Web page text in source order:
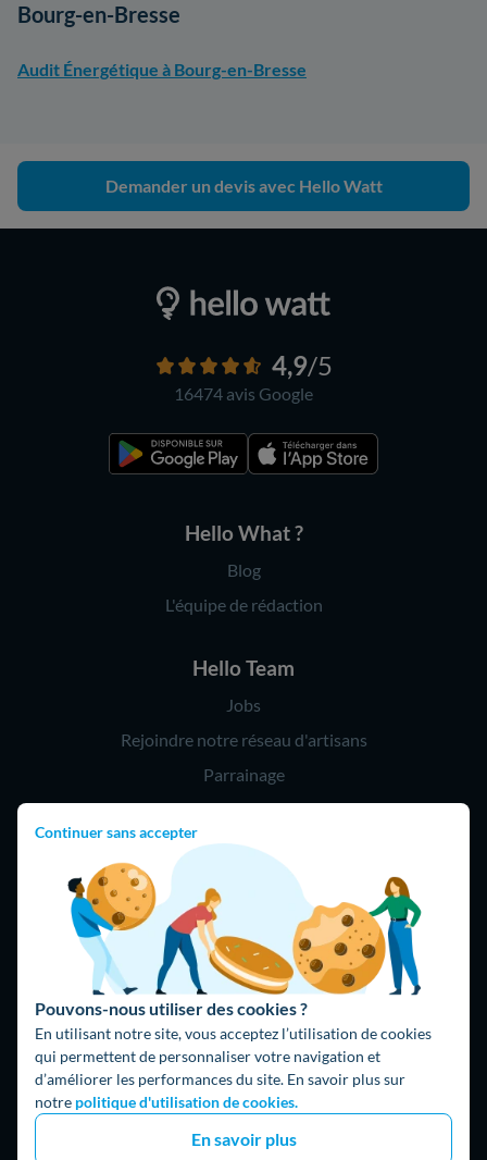
Continuer sans accepter
Pouvons-nous utiliser des cookies ?
En utilisant notre site, vous acceptez l’utilisation de cookies
qui permettent de personnaliser votre navigation et
d’améliorer les performances du site. En savoir plus sur
notre politique d'utilisation de cookies.
En savoir plus
Bourg-en-Bresse
Audit Énergétique à Bourg-en-Bresse
Demander un devis avec Hello Watt
4,9/5
16474 avis Google
Hello What ?
Blog
L'équipe de rédaction
Hello Team
Jobs
Rejoindre notre réseau d'artisans
Parrainage
Hello !
09 75 18 60 60
(8h-21h)
75018 Paris
Fait avec ⚡ par Hello Watt
© 2026 Hello Watt |CGU|Mentions légales